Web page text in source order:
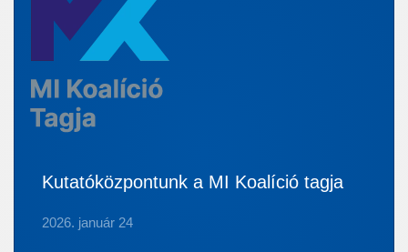
Kutatóközpontunk a MI Koalíció tagja
2026. január 24